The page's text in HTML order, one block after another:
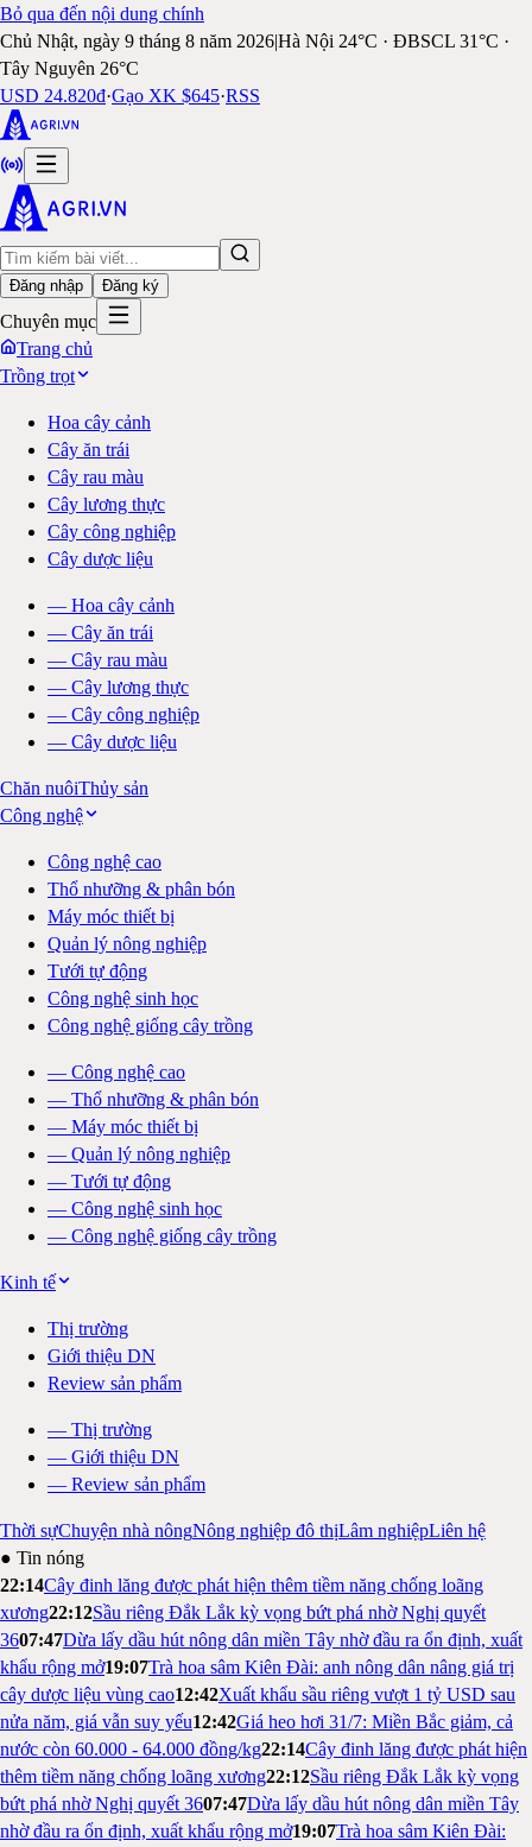
Bỏ qua đến nội dung chính
Chủ Nhật, ngày 9 tháng 8 năm 2026|Hà Nội 24°C · ĐBSCL 31°C ·
Tây Nguyên 26°C
USD 24.820đ·Gạo XK $645·RSS
Đăng nhập Đăng ký
Chuyên mục
Trang chủ
Trồng trọt
Hoa cây cảnh
Cây ăn trái
Cây rau màu
Cây lương thực
Cây công nghiệp
Cây dược liệu
— Hoa cây cảnh
— Cây ăn trái
— Cây rau màu
— Cây lương thực
— Cây công nghiệp
— Cây dược liệu
Chăn nuôiThủy sản
Công nghệ
Công nghệ cao
Thổ nhưỡng & phân bón
Máy móc thiết bị
Quản lý nông nghiệp
Tưới tự động
Công nghệ sinh học
Công nghệ giống cây trồng
— Công nghệ cao
— Thổ nhưỡng & phân bón
— Máy móc thiết bị
— Quản lý nông nghiệp
— Tưới tự động
— Công nghệ sinh học
— Công nghệ giống cây trồng
Kinh tế
Thị trường
Giới thiệu DN
Review sản phẩm
— Thị trường
— Giới thiệu DN
— Review sản phẩm
Thời sựChuyện nhà nôngNông nghiệp đô thịLâm nghiệpLiên hệ
● Tin nóng
22:14Cây đinh lăng được phát hiện thêm tiềm năng chống loãng
xương22:12Sầu riêng Đắk Lắk kỳ vọng bứt phá nhờ Nghị quyết
3607:47Dừa lấy dầu hút nông dân miền Tây nhờ đầu ra ổn định, xuất
khẩu rộng mở19:07Trà hoa sâm Kiên Đài: anh nông dân nâng giá trị
cây dược liệu vùng cao12:42Xuất khẩu sầu riêng vượt 1 tỷ USD sau
nửa năm, giá vẫn suy yếu12:42Giá heo hơi 31/7: Miền Bắc giảm, cả
nước còn 60.000 - 64.000 đồng/kg22:14Cây đinh lăng được phát hiện
thêm tiềm năng chống loãng xương22:12Sầu riêng Đắk Lắk kỳ vọng
bứt phá nhờ Nghị quyết 3607:47Dừa lấy dầu hút nông dân miền Tây
nhờ đầu ra ổn định, xuất khẩu rộng mở19:07Trà hoa sâm Kiên Đài: